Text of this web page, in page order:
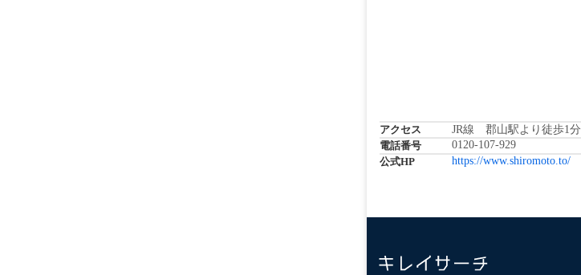
アクセス
JR線 郡山駅より徒歩1分
電話番号
0120-107-929
公式HP
https://www.shiromoto.to/